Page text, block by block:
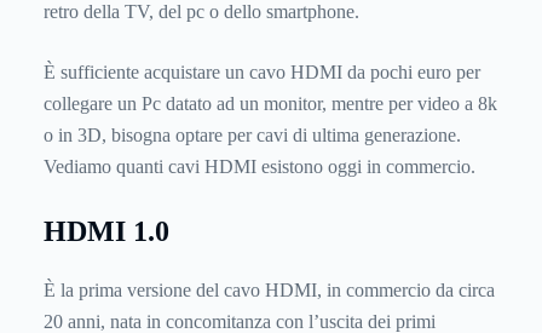
retro della TV, del pc o dello smartphone.
È sufficiente acquistare un cavo HDMI da pochi euro per
collegare un Pc datato ad un monitor, mentre per video a 8k
o in 3D, bisogna optare per cavi di ultima generazione.
Vediamo quanti cavi HDMI esistono oggi in commercio.
HDMI 1.0
È la prima versione del cavo HDMI, in commercio da circa
20 anni, nata in concomitanza con l’uscita dei primi